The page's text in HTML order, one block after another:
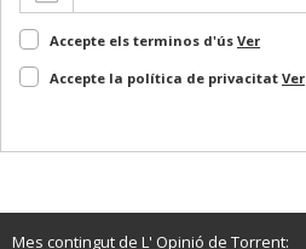
Accepte els terminos d'ús Ver
Accepte la política de privacitat Ver
Mes contingut de L' Opinió de Torrent: